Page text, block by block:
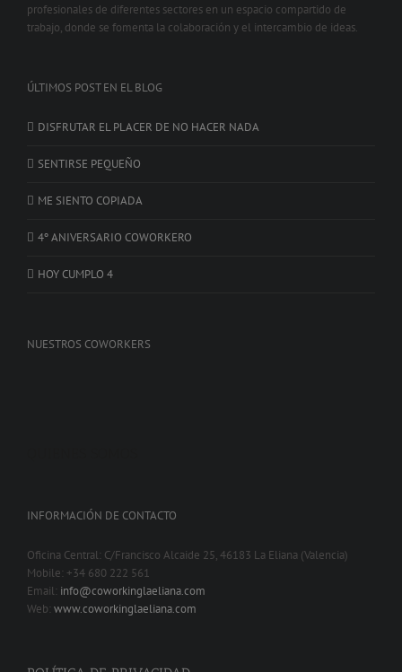
profesionales de diferentes sectores en un espacio compartido de
trabajo, donde se fomenta la colaboración y el intercambio de ideas.
ÚLTIMOS POST EN EL BLOG
DISFRUTAR EL PLACER DE NO HACER NADA
SENTIRSE PEQUEÑO
ME SIENTO COPIADA
4º ANIVERSARIO COWORKERO
HOY CUMPLO 4
NUESTROS COWORKERS
INFORMACIÓN DE CONTACTO
Oficina Central: C/Francisco Alcaide 25, 46183 La Eliana (Valencia)
Mobile: +34 680 222 561
Email: info@coworkinglaeliana.com
Web: www.coworkinglaeliana.com